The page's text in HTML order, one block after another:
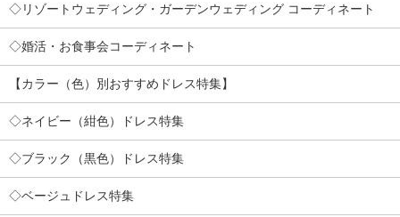
◇リゾートウェディング・ガーデンウェディング コーディネート
◇婚活・お食事会コーディネート
【カラー（色）別おすすめドレス特集】
◇ネイビー（紺色）ドレス特集
◇ブラック（黒色）ドレス特集
◇ベージュドレス特集